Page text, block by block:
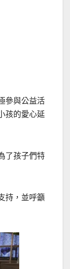
參與公益活
孩的愛心延
了孩子們特
持，並呼籲